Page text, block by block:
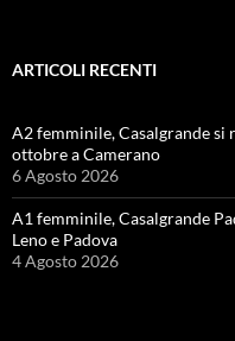
ARTICOLI RECENTI
A2 femminile, Casalgrande si
ottobre a Camerano
6 Agosto 2026
A1 femminile, Casalgrande
Leno e Padova
4 Agosto 2026